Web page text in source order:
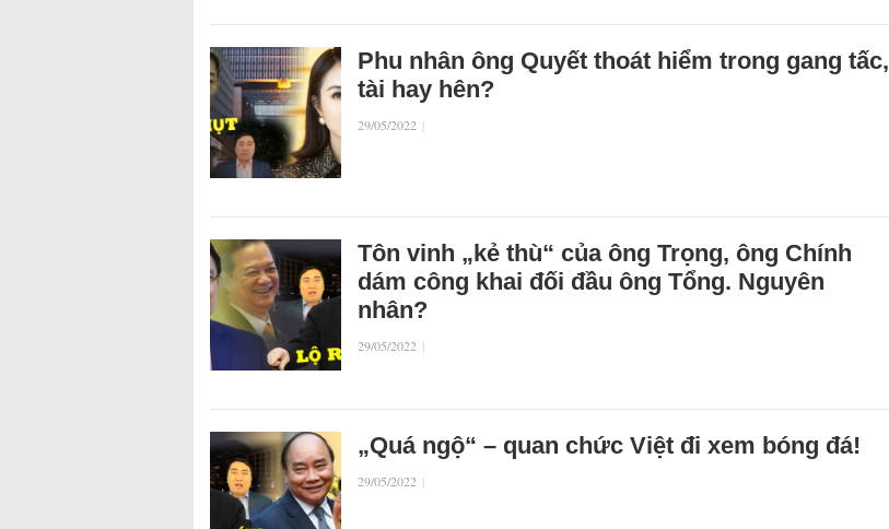
Phu nhân ông Quyết thoát hiểm trong gang tấc,
tài hay hên?
29/05/2022 |
Tôn vinh „kẻ thù“ của ông Trọng, ông Chính
dám công khai đối đầu ông Tổng. Nguyên
nhân?
29/05/2022 |
„Quá ngộ“ – quan chức Việt đi xem bóng đá!
29/05/2022 |